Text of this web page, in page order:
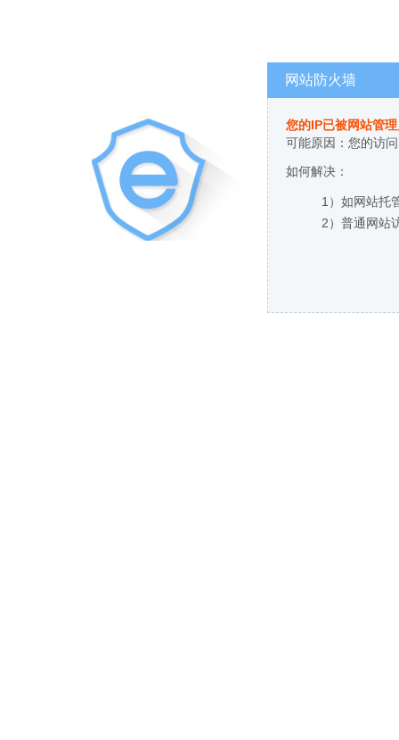
网站防火墙
您的IP已被网站管
可能原因：您的访
如何解决：
1）如网站托
2）普通网站